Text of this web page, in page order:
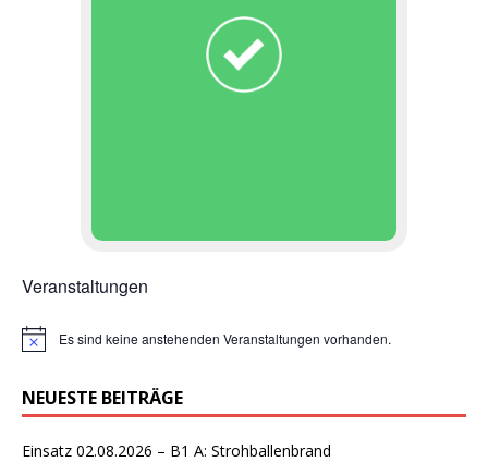
Veranstaltungen
H
w
e
s
Es sind keine anstehenden Veranstaltungen vorhanden.
NEUESTE BEITRÄGE
Einsatz 02.08.2026 – B1 A: Strohballenbrand